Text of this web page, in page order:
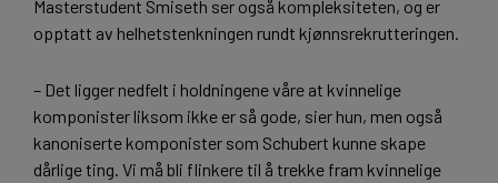
Masterstudent Smiseth ser også kompleksiteten, og er
opptatt av helhetstenkningen rundt kjønnsrekrutteringen.
– Det ligger nedfelt i holdningene våre at kvinnelige
komponister liksom ikke er så gode, sier hun, men også
kanoniserte komponister som Schubert kunne skape
dårlige ting. Vi må bli flinkere til å trekke fram kvinnelige